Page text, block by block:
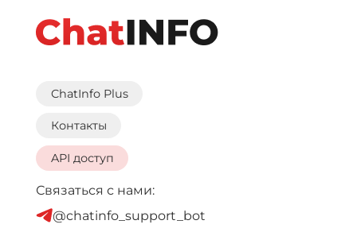
ChatInfo Plus
Контакты
API доступ
Связаться с нами:
@chatinfo_support_bot